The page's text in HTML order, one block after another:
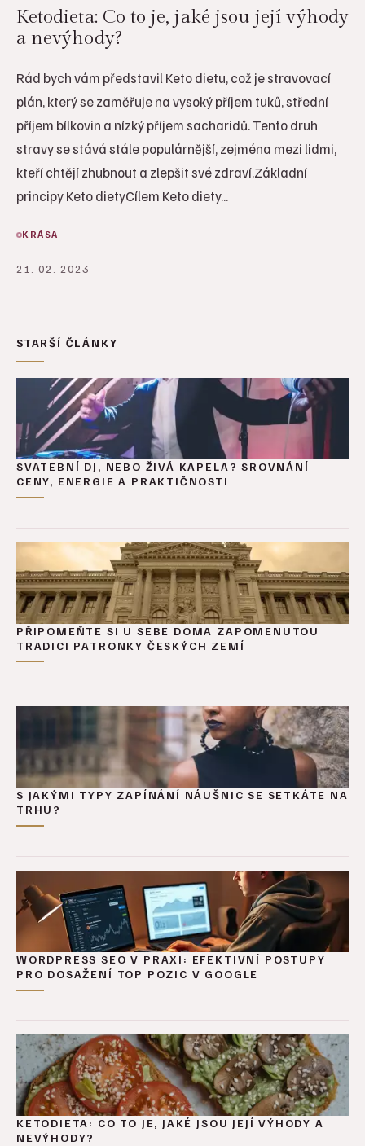
Ketodieta: Co to je, jaké jsou její výhody
a nevýhody?
Rád bych vám představil Keto dietu, což je stravovací
plán, který se zaměřuje na vysoký příjem tuků, střední
příjem bílkovin a nízký příjem sacharidů. Tento druh
stravy se stává stále populárnější, zejména mezi lidmi,
kteří chtějí zhubnout a zlepšit své zdraví.Základní
principy Keto dietyCílem Keto diety...
KRÁSA
21. 02. 2023
STARŠÍ ČLÁNKY
SVATEBNÍ DJ, NEBO ŽIVÁ KAPELA? SROVNÁNÍ
CENY, ENERGIE A PRAKTIČNOSTI
PŘIPOMEŇTE SI U SEBE DOMA ZAPOMENUTOU
TRADICI PATRONKY ČESKÝCH ZEMÍ
S JAKÝMI TYPY ZAPÍNÁNÍ NÁUŠNIC SE SETKÁTE NA
TRHU?
WORDPRESS SEO V PRAXI: EFEKTIVNÍ POSTUPY
PRO DOSAŽENÍ TOP POZIC V GOOGLE
KETODIETA: CO TO JE, JAKÉ JSOU JEJÍ VÝHODY A
NEVÝHODY?